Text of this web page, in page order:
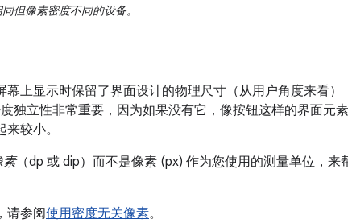
但像素密度不同的设备。
幕上显示时保留了界面设计的物理尺寸（从用户角度来看）
独立性非常重要，因为如果没有它，像按钮这样的界面元
较小。
素（dp 或 dip）而不是像素 (px) 作为您使用的测量单位，来
请参阅使用密度无关像素。